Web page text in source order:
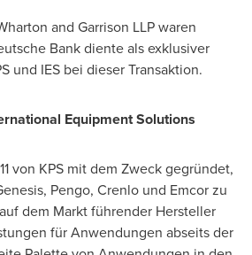
and Garrison LLP waren
Bank diente als exklusiver
und IES bei dieser Transaktion.
Equipment Solutions
von KPS mit dem Zweck gegründet,
Pengo, Crenlo und Emcor zu
dem Markt führender Hersteller
für Anwendungen abseits der